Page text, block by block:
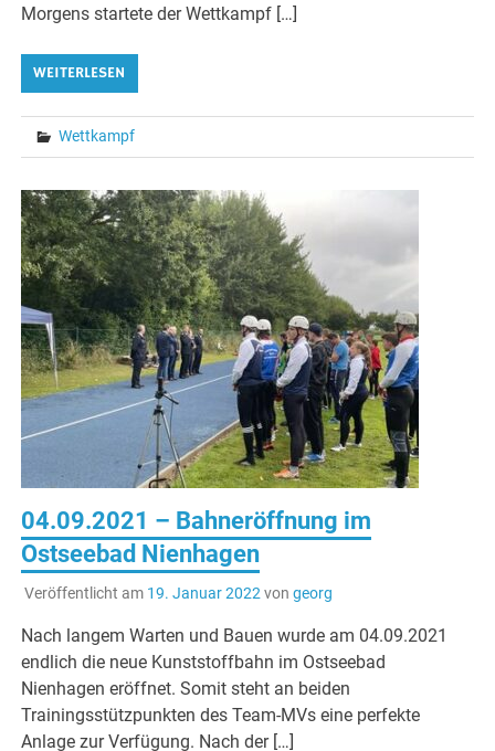
Morgens startete der Wettkampf […]
WEITERLESEN
Wettkampf
04.09.2021 – Bahneröffnung im
Ostseebad Nienhagen
Veröffentlicht am 19. Januar 2022 von georg
Nach langem Warten und Bauen wurde am 04.09.2021
endlich die neue Kunststoffbahn im Ostseebad
Nienhagen eröffnet. Somit steht an beiden
Trainingsstützpunkten des Team-MVs eine perfekte
Anlage zur Verfügung. Nach der […]